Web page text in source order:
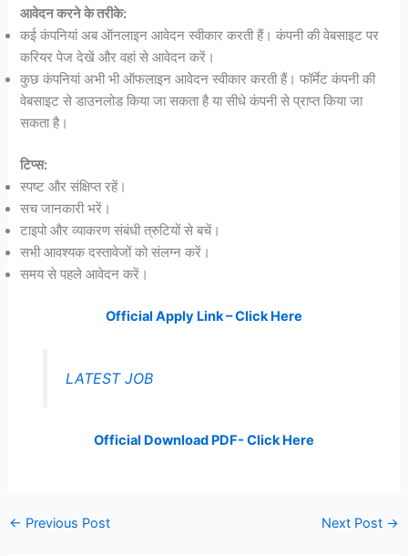
आवेदन करने के तरीके:
कई कंपनियां अब ऑनलाइन आवेदन स्वीकार करती हैं। कंपनी की वेबसाइट पर
करियर पेज देखें और वहां से आवेदन करें।
कुछ कंपनियां अभी भी ऑफलाइन आवेदन स्वीकार करती हैं। फॉर्मेट कंपनी की
वेबसाइट से डाउनलोड किया जा सकता है या सीधे कंपनी से प्राप्त किया जा
सकता है।
टिप्स:
स्पष्ट और संक्षिप्त रहें।
सच जानकारी भरें।
टाइपो और व्याकरण संबंधी त्रुटियों से बचें।
सभी आवश्यक दस्तावेजों को संलग्न करें।
समय से पहले आवेदन करें।
Official Apply Link – Click Here
LATEST JOB
Official Download PDF- Click Here
← Previous Post Next Post →